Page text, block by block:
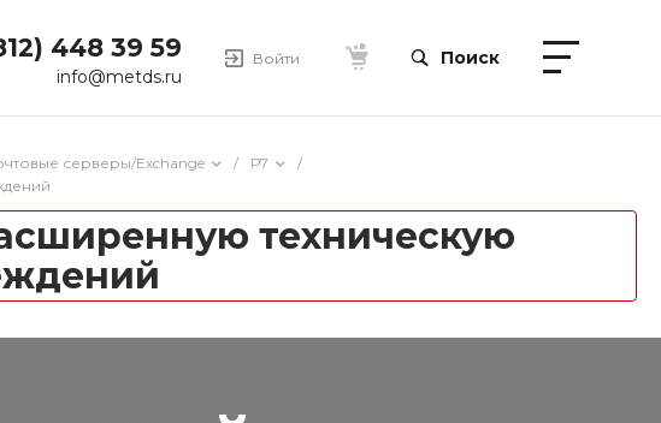
448 39 59
info@metds.ru
Войти Поиск
серверы/Exchange / Р7
/
техническую